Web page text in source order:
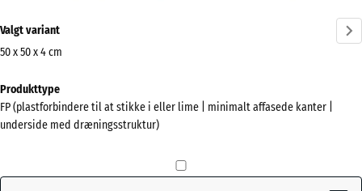
information
om
Vis
farvepalette
græs(active)
Valgt variant
50 x 50 x 4 cm
til
forsendelse
500
Produkttype
FP (plastforbindere til at stikke i eller lime | minimalt affasede kanter |
underside med dræningsstruktur)